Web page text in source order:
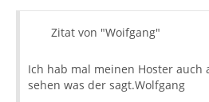
Zitat von "Woifgang"
Ich hab mal meinen Hoster auch
sehen was der sagt.Wolfgang